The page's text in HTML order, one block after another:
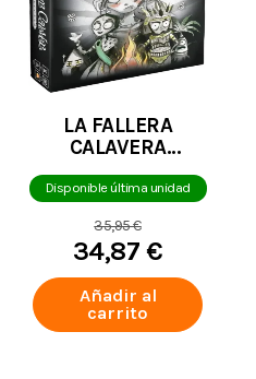
LA FALLERA
CALAVERA
EXPANSIONS
2+3+4 DELUXE
Disponible última unidad
35,95 €
34,87 €
Añadir al
carrito